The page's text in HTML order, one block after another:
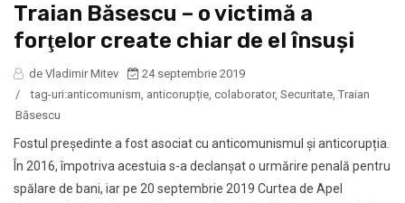
Traian Băsescu – o victimă a
forţelor create chiar de el însuși
de Vladimir Mitev
24 septembrie 2019
/
tag-uri:anticomunism, anticorupție, colaborator, Securitate, Traian
Băsescu
Fostul președinte a fost asociat cu anticomunismul şi anticorupția.
În 2016, împotriva acestuia s-a declanșat o urmărire penală pentru
spălare de bani, iar pe 20 septembrie 2019 Curtea de Apel